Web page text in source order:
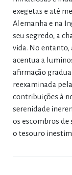
exegetas e até
Alemanha e na
seu segredo, a
vida. No entanto,
acentua a
afirmação
reexaminada
contribuições à
serenidade
os escombros
o tesouro